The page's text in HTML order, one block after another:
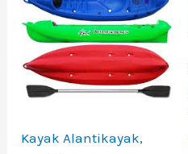
Kayak Alantikayak,